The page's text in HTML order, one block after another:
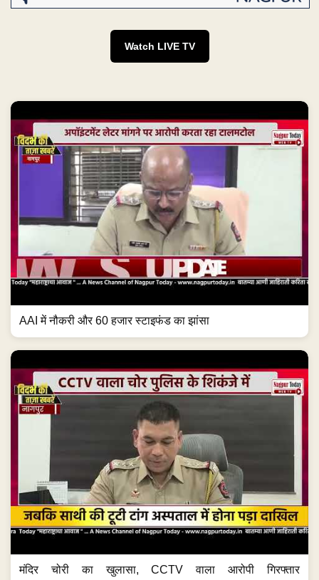
Watch LIVE TV
AAI में नौकरी और 60 हजार स्टाइफंड का झांसा
मंदिर चोरी का खुलासा, CCTV वाला आरोपी गिरफ्तार